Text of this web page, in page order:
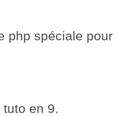
php spéciale
en 9.